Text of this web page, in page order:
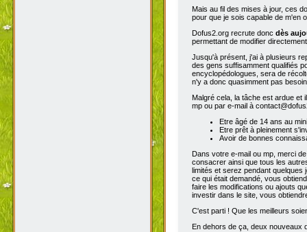
Mais au fil des mises à jour, ces
pour que je sois capable de m'en
Dofus2.org recrute donc dès
permettant de modifier
Jusqu'à présent, j'ai à plusieurs
des gens suffisamment qualifiés
encyclopédologues, sera de
n'y a donc quasimment pas
Malgré cela, la tâche est ardue
mp ou par e-mail à
Etre âgé de 14 ans au
Etre prêt à pleinement
Avoir de bonnes
Dans votre e-mail ou mp, merci
consacrer ainsi que tous les
limités et serez pendant
ce qui était demandé, vous
faire les modifications ou ajouts
investir dans le site, vous
C'est parti ! Que les meilleurs
En dehors de ça, deux nouveaux